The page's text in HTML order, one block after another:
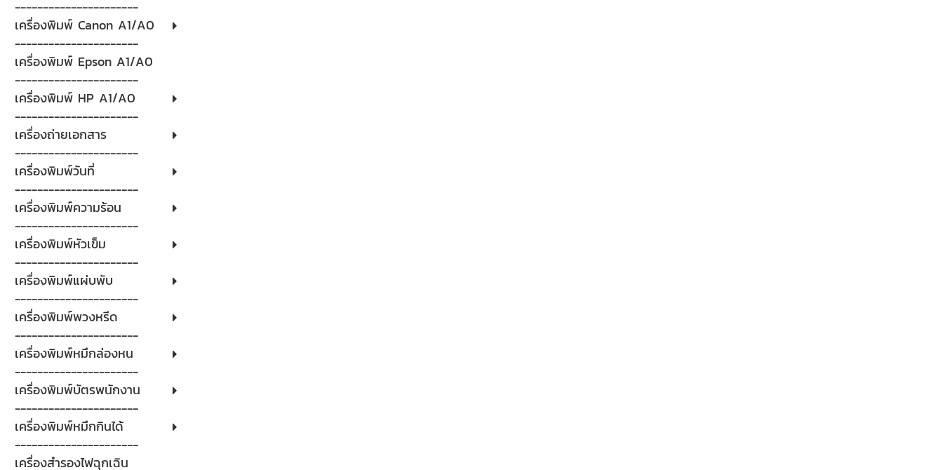
----------------------
เครื่องพิมพ์ Canon A1/A0
----------------------
เครื่องพิมพ์ Epson A1/A0
----------------------
เครื่องพิมพ์ HP A1/A0
----------------------
เครื่องถ่ายเอกสาร
----------------------
เครื่องพิมพ์วันที่
----------------------
เครื่องพิมพ์ความร้อน
----------------------
เครื่องพิมพ์หัวเข็ม
----------------------
เครื่องพิมพ์แผ่บพับ
----------------------
เครื่องพิมพ์พวงหรีด
----------------------
เครื่องพิมพ์หมึกล่องหน
----------------------
เครื่องพิมพ์บัตรพนักงาน
----------------------
เครื่องพิมพ์หมึกกินได้
----------------------
เครื่องสำรองไฟฉุกเฉิน